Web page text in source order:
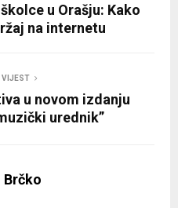
u Orašju: Kako
na internetu
VIJEST
u novom izdanju
urednik”
Brčko